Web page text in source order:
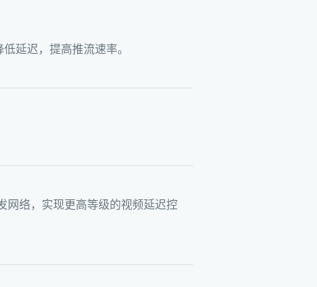
延迟，提高推流速率。
网络，实现更高等级的视频延迟控